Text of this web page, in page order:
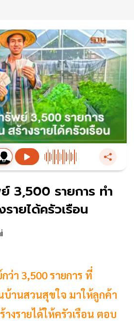
3,500 รายการ ทำ
ายได้ครัวเรือน
ว่า 3,500 รายการ ที่
บ้านสวนสุขใจ มาให้ลูกค้า
างรายได้ให้ครัวเรือน ตอบ